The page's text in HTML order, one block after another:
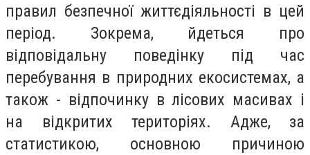
правил безпечної життєдіяльності в цей
період. Зокрема, йдеться про
відповідальну поведінку під час
перебування в природних екосистемах, а
також - відпочинку в лісових масивах і
на відкритих територіях. Адже, за
статистикою, основною причиною